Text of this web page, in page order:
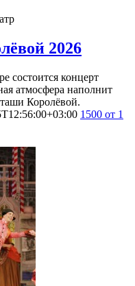
2026
состоится концерт
атмосфера наполнит
Королёвой.
1500 от 1